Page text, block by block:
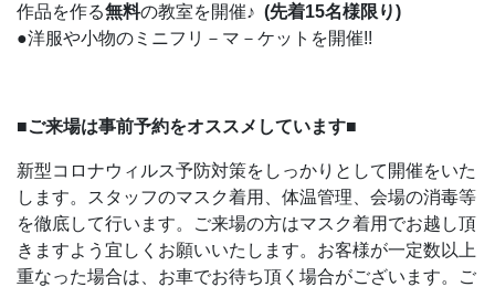
作品を作る無料の教室を開催♪ (先着15名様限り)
●洋服や小物のミニフリ－マ－ケットを開催!!
■ご来場は事前予約をオススメしています■
新型コロナウィルス予防対策をしっかりとして開催をいた
します。スタッフのマスク着用、体温管理、会場の消毒等
を徹底して行います。ご来場の方はマスク着用でお越し頂
きますよう宜しくお願いいたします。お客様が一定数以上
重なった場合は、お車でお待ち頂く場合がございます。ご